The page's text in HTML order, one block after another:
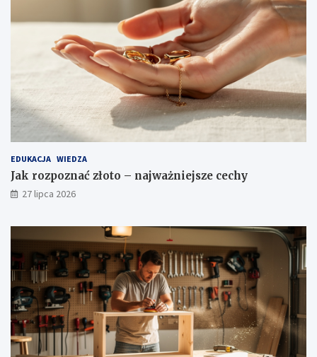
EDUKACJA WIEDZA
Jak rozpoznać złoto – najważniejsze cechy
27 lipca 2026